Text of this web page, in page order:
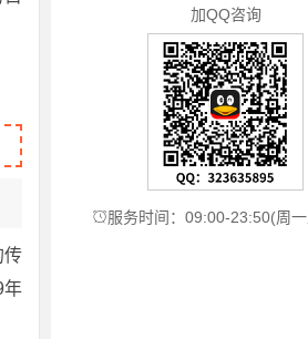
传
年
加QQ咨询
服务时间：09:00-23:50(周